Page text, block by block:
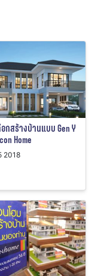
กสร้างบ้านแบบ Gen Y
Home
2018